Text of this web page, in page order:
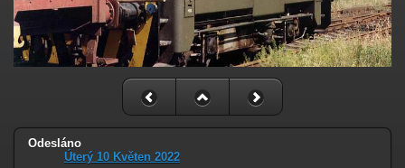
Odesláno
Úterý 10 Květen 2022